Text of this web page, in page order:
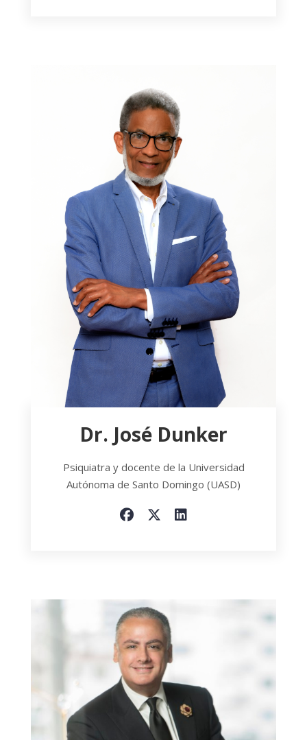
Dr. José Dunker
Psiquiatra y docente de la Universidad
Autónoma de Santo Domingo (UASD)